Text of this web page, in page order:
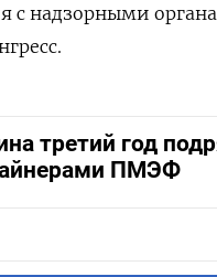
с надзорными
третий год
ПМЭФ